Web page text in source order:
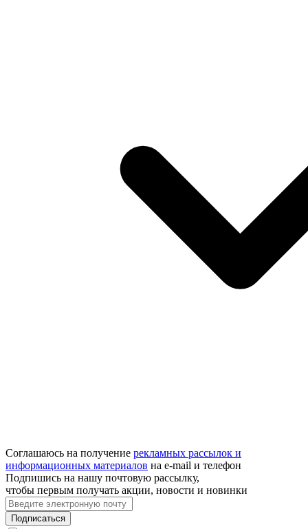
Соглашаюсь на получение рекламных рассылок и
информационных материалов на e‑mail и телефон
Подпишись на нашу почтовую рассылку,
чтобы первым получать акции, новости и новинки
Подписаться